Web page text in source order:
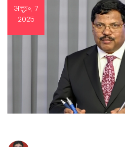
अक्तू॰, 7
2025